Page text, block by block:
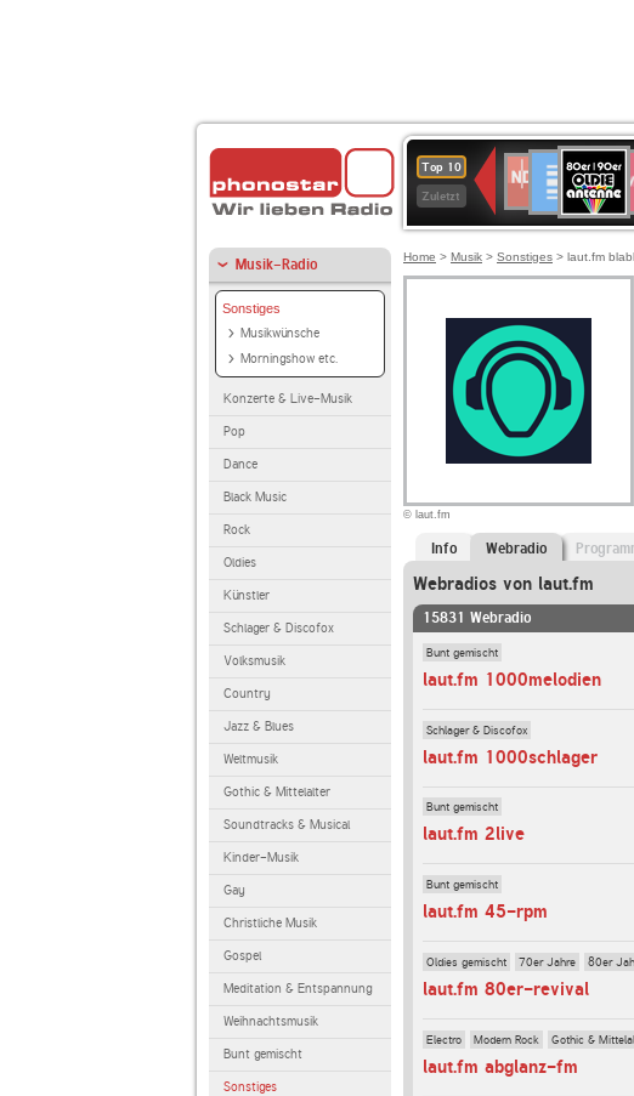
Top 10
Zuletzt
Deutschlandfunk
80er
90er
OLDIE
ANTENNE
SWR3
SWR
Kultur
NDR
2
Musik-Radio
Sonstiges
Musikwünsche
Morningshow etc.
Konzerte & Live-Musik
Pop
Dance
Black Music
Rock
Oldies
Künstler
Schlager & Discofox
Volksmusik
Country
Jazz & Blues
Weltmusik
Gothic & Mittelalter
Soundtracks & Musical
Kinder-Musik
Gay
Christliche Musik
Gospel
Meditation & Entspannung
Weihnachtsmusik
Bunt gemischt
Sonstiges
Home > Musik > Sonstiges > laut.fm
© laut.fm
Info Webradio
Webradios von laut.fm
15831 Webradio
Bunt gemischt
laut.fm 1000melodien
Schlager & Discofox
laut.fm 1000schlager
Bunt gemischt
laut.fm 2live
Bunt gemischt
laut.fm 45-rpm
Oldies gemischt 70er Jahre 80er
laut.fm 80er-revival
Electro Modern Rock Gothic &
laut.fm abglanz-fm